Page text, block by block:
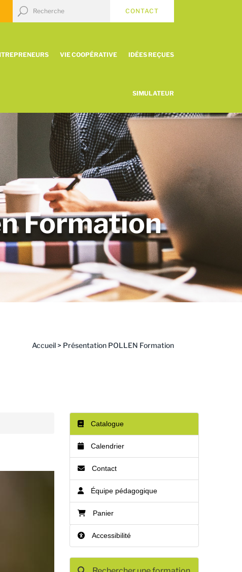
CONTACT
VIE COOPÉRATIVE IDÉES REÇUES
SIMULATEUR
Formation
Accueil> Présentation POLLEN Formation
Catalogue
Calendrier
Contact
Équipe pédagogique
Panier
Accessibilité